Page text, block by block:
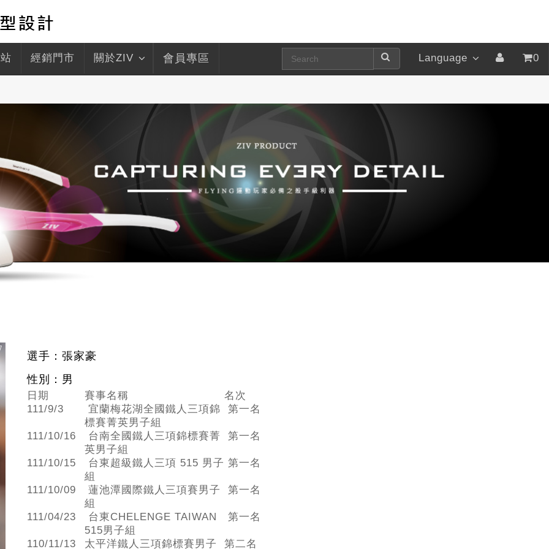
經銷門市 關於ZIV 會員專區 Language 0
選手：張家豪
性別：男
日期 賽事名稱
名次
111/9/3
宜蘭梅花湖全國鐵人三項錦
標賽菁英男子組
第一名
111/10/16
台南全國鐵人三項錦標賽菁
英男子組
第一名
111/10/15
台東超級鐵人三項 515 男子
組
第一名
111/10/09
蓮池潭國際鐵人三項賽男子
組
第一名
111/04/23
台東CHELENGE TAIWAN
515男子組
第一名
110/11/13 太平洋鐵人三項錦標賽男子 第二名